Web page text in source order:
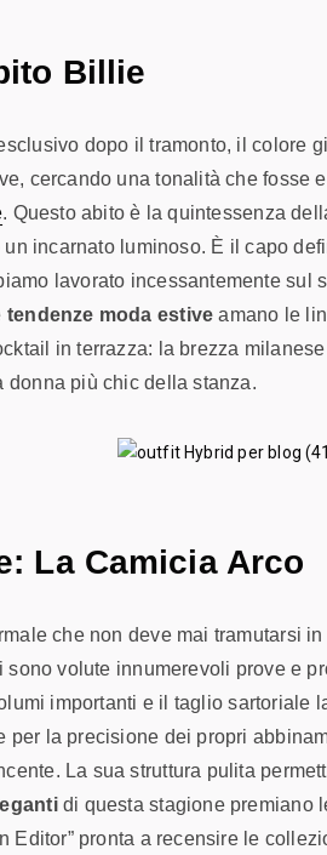
Billie
dopo il tramonto, il colore
cercando una tonalità che fosse
. Questo abito è la quintessenza
incarnato luminoso. È il capo
lavorato incessantemente sul
tendenze moda estive amano le
in terrazza: la brezza
donna più chic della stanza.
La Camicia Arco
che non deve mai tramutarsi
volute innumerevoli prove e
importanti e il taglio sartoriale
per la precisione dei propri
La sua struttura pulita
di questa stagione premiano
Editor” pronta a recensire le